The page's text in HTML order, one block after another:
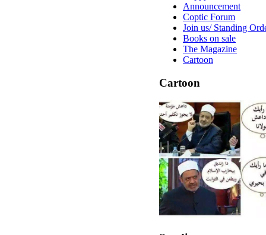
Announcement
Coptic Forum
Join us/ Standing
Books on sale
The Magazine
Cartoon
Cartoon